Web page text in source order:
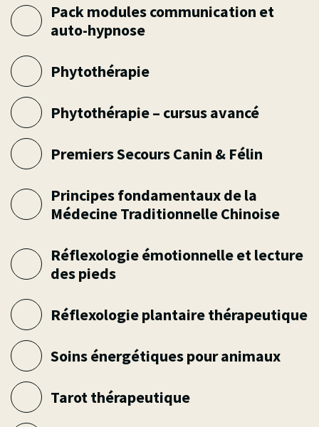
Pack modules communication et
auto-hypnose
Phytothérapie
Phytothérapie – cursus avancé
Premiers Secours Canin & Félin
Principes fondamentaux de la
Médecine Traditionnelle Chinoise
Réflexologie émotionnelle et lecture
des pieds
Réflexologie plantaire thérapeutique
Soins énergétiques pour animaux
Tarot thérapeutique